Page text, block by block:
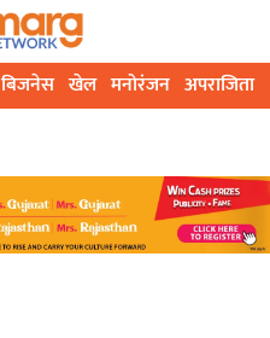
बिजनेस खेल मनोरंजन अपराजिता